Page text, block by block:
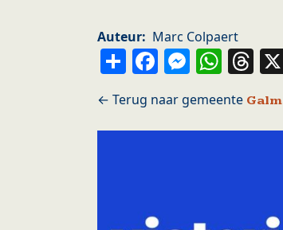
Auteur Marc Colpaert
ShareFacebook